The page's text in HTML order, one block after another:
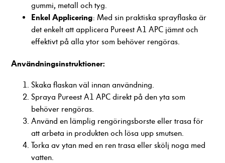
gummi, metall och tyg.
Enkel Applicering: Med sin praktiska sprayflaska är
det enkelt att applicera Pureest A1 APC jämnt och
effektivt på alla ytor som behöver rengöras.
Användningsinstruktioner:
Skaka flaskan väl innan användning.
Spraya Pureest A1 APC direkt på den yta som
behöver rengöras.
Använd en lämplig rengöringsborste eller trasa för
att arbeta in produkten och lösa upp smutsen.
Torka av ytan med en ren trasa eller skölj noga med
vatten.
uppbyggnad,
baserat på
hur hemsidan
används.
För att vår
hemsida ska
bra som
under ditt
besök. Om